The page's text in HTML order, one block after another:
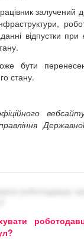
залучений
відпустки
бути
стану.